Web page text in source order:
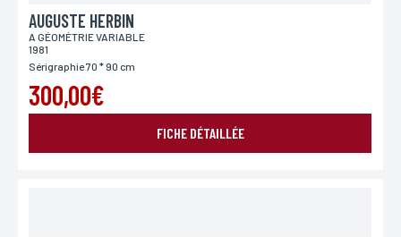
AUGUSTE HERBIN
A GÉOMÉTRIE VARIABLE
1981
Sérigraphie 70 * 90 cm
300,00€
FICHE DÉTAILLÉE